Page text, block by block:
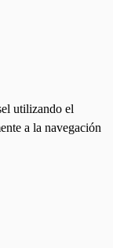
utilizando el
a la navegación